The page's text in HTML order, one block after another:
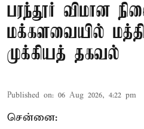
பரந்தூர் விமான
மக்களவையில்
முக்கியத் தகவல்
Published on: 06 Aug 2026, 4:22 pm
சென்னை: